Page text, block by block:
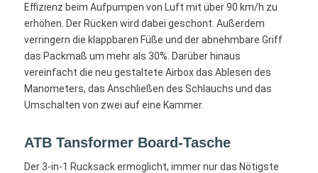
Effizienz beim Aufpumpen von Luft mit über 90 km/h zu
erhöhen. Der Rücken wird dabei geschont. Außerdem
verringern die klappbaren Füße und der abnehmbare Griff
das Packmaß um mehr als 30%. Darüber hinaus
vereinfacht die neu gestaltete Airbox das Ablesen des
Manometers, das Anschließen des Schlauchs und das
Umschalten von zwei auf eine Kammer.
ATB Tansformer Board-Tasche
Der 3-in-1 Rucksack ermöglicht, immer nur das Nötigste